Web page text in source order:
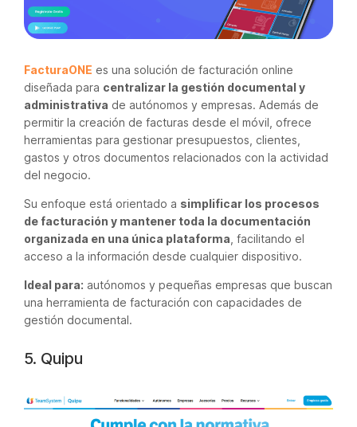
FacturaONE es una solución de facturación online
diseñada para centralizar la gestión documental y
administrativa de autónomos y empresas. Además de
permitir la creación de facturas desde el móvil, ofrece
herramientas para gestionar presupuestos, clientes,
gastos y otros documentos relacionados con la actividad
del negocio.
Su enfoque está orientado a simplificar los procesos
de facturación y mantener toda la documentación
organizada en una única plataforma , facilitando el
acceso a la información desde cualquier dispositivo.
Ideal para: autónomos y pequeñas empresas que buscan
una herramienta de facturación con capacidades de
gestión documental.
5. Quipu